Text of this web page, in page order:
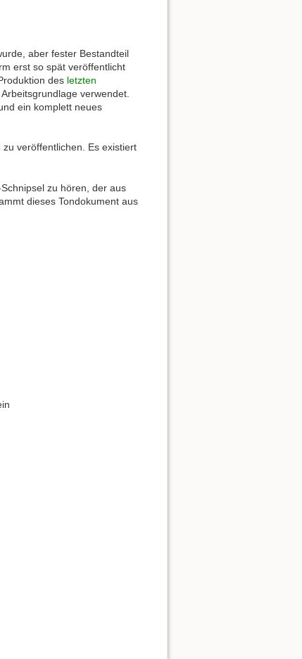
aber fester Bestandteil
erst so spät veröffentlicht
des letzten
verwendet.
ein komplett neues
veröffentlichen. Es existiert
zu hören, der aus
dieses Tondokument aus